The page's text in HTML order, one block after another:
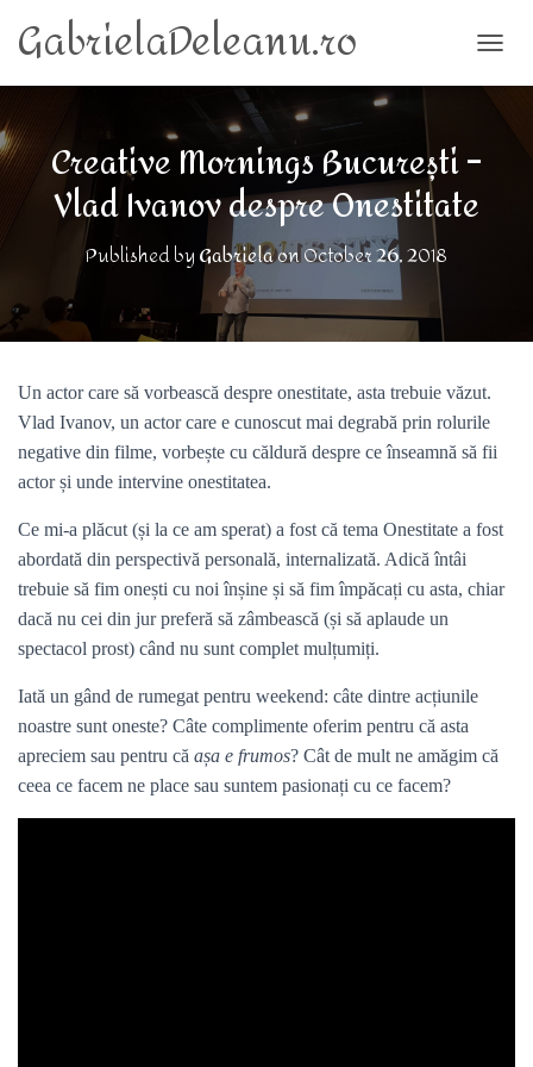
GabrielaDeleanu.ro
Creative Mornings București –
Vlad Ivanov despre Onestitate
Published byGabrielaonOctober 26, 2018
Un actor care să vorbească despre onestitate, asta trebuie văzut.
Vlad Ivanov, un actor care e cunoscut mai degrabă prin rolurile
negative din filme, vorbește cu căldură despre ce înseamnă să fii
actor și unde intervine onestitatea.
Ce mi-a plăcut (și la ce am sperat) a fost că tema Onestitate a fost
abordată din perspectivă personală, internalizată. Adică întâi
trebuie să fim onești cu noi înșine și să fim împăcați cu asta, chiar
dacă nu cei din jur preferă să zâmbească (și să aplaude un
spectacol prost) când nu sunt complet mulțumiți.
Iată un gând de rumegat pentru weekend: câte dintre acțiunile
noastre sunt oneste? Câte complimente oferim pentru că asta
apreciem sau pentru că așa e frumos? Cât de mult ne amăgim că
ceea ce facem ne place sau suntem pasionați cu ce facem?